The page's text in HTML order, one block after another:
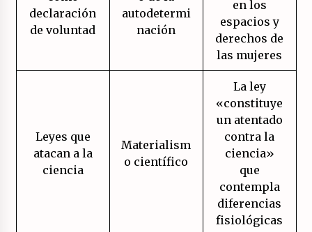
declaración
de voluntad
autodetermi
nación
en los
espacios y
derechos de
las mujeres
Leyes que
atacan a la
ciencia
Materialism
o científico
La ley
«constituye
un atentado
contra la
ciencia»
que
contempla
diferencias
fisiológicas